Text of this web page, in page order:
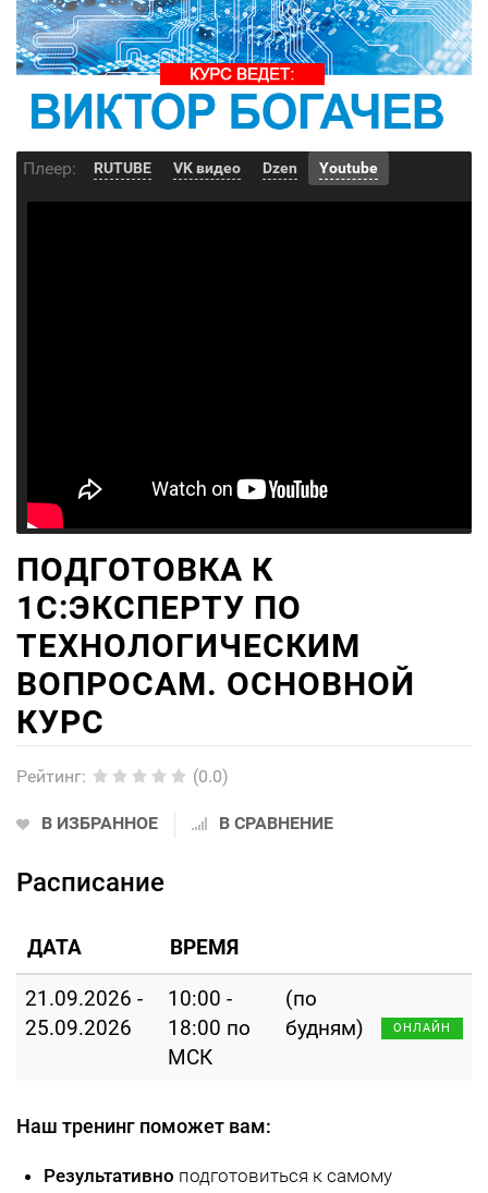
Плеер: RUTUBE VK видео Dzen Youtube
ПОДГОТОВКА К
1С:ЭКСПЕРТУ ПО
ТЕХНОЛОГИЧЕСКИМ
ВОПРОСАМ. ОСНОВНОЙ
КУРС
Рейтинг: (0.0)
В ИЗБРАННОЕ В СРАВНЕНИЕ
Расписание
ДАТА ВРЕМЯ
21.09.2026 -
25.09.2026
10:00 -
18:00 по
МСК
(по
будням)
ОНЛАЙН
Наш тренинг поможет вам:
Результативно подготовиться к самому